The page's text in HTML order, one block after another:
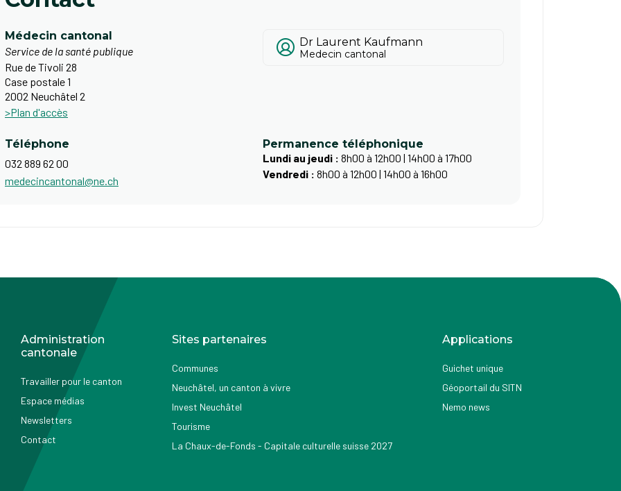
Médecin cantonal
Service de la santé publique
Rue de Tivoli 28
Case postale 1
2002 Neuchâtel 2
>Plan d'accès
Dr Laurent Kaufmann
Medecin cantonal
Téléphone
032 889 62 00
medecincantonal@ne.ch
Permanence téléphonique
Lundi au jeudi : 8h00 à 12h00 | 14h00 à 17h00
Vendredi : 8h00 à 12h00 | 14h00 à 16h00
Administration
cantonale
Travailler pour le canton
Espace médias
Newsletters
Contact
Sites partenaires
Communes
Neuchâtel, un canton à vivre
Invest Neuchâtel
Tourisme
La Chaux-de-Fonds - Capitale culturelle suisse 2027
Applications
Guichet unique
Géoportail du SITN
Nemo news